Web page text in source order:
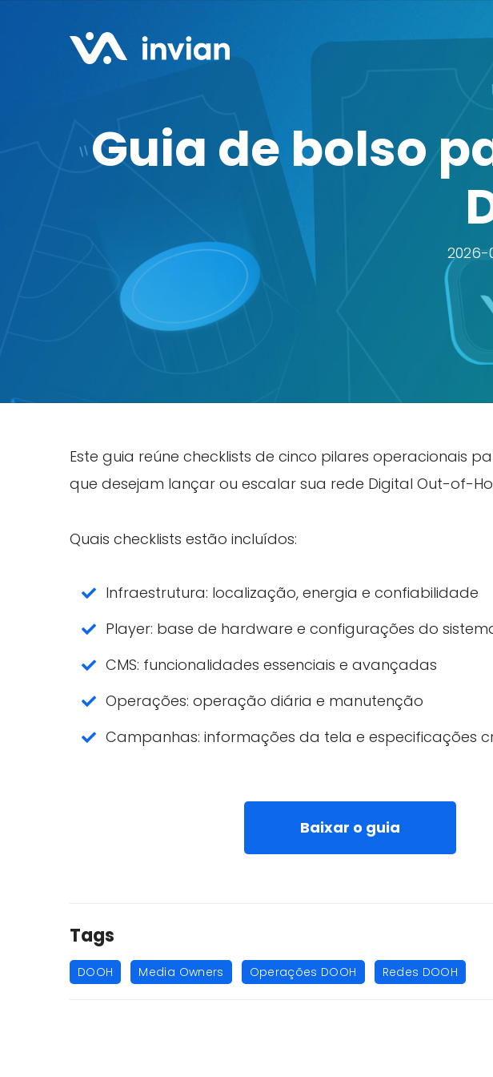
Guia de bolso
2026-
Este guia reúne checklists de cinco pilares operacionais
que desejam lançar ou escalar sua rede Digital Out-of-
Quais checklists estão incluídos:
Infraestrutura: localização, energia e confiabilidade
Player: base de hardware e configurações do
CMS: funcionalidades essenciais e avançadas
Operações: operação diária e manutenção
Campanhas: informações da tela e especificações
Baixar o guia
Tags
DOOH Media Owners Operações DOOH Redes DOOH